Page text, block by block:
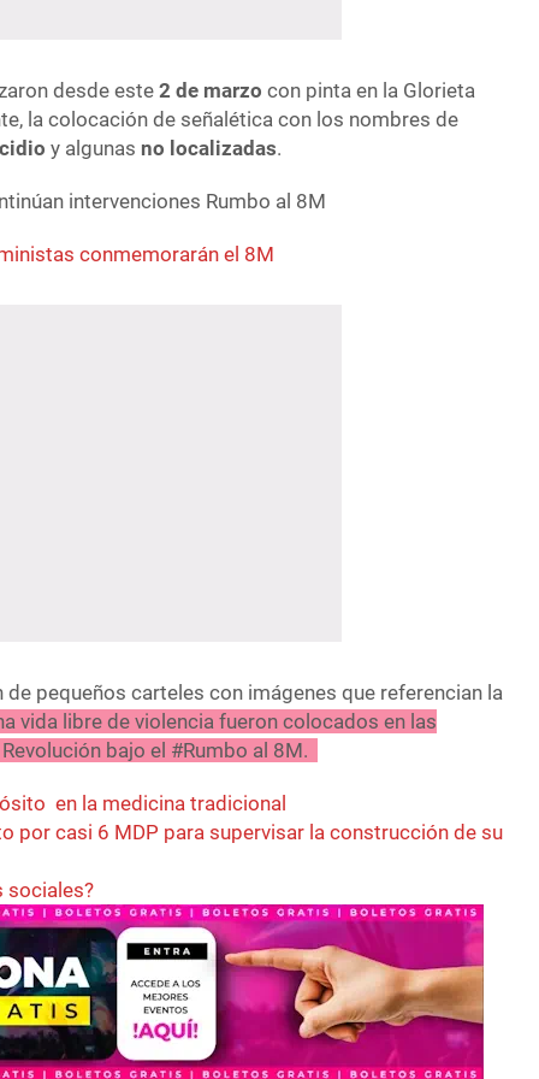
desde este2 de marzo con pinta en la Glorieta
la colocación de señalética con los nombres de
y algunas no localizadas.
conmemorarán el 8M
pequeños carteles con imágenes que referencian la
vida libre de violencia fueron colocados en las
bajo el #Rumbo al 8M.
en la medicina tradicional
por casi 6 MDP para supervisar la construcción de su
sociales?